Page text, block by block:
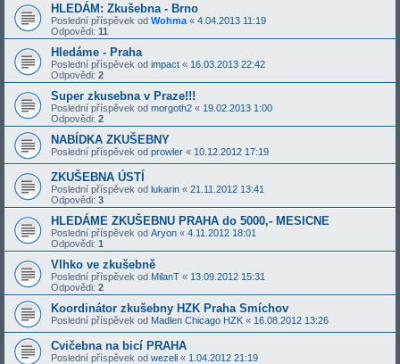
HLEDÁM: Zkušebna - Brno
Poslední příspěvek od Wohma « 4.04.2013 11:19
Odpovědi: 11
Hledáme - Praha
Poslední příspěvek od impact « 16.03.2013 22:42
Odpovědi: 2
Super zkusebna v Praze!!!
Poslední příspěvek od morgoth2 « 19.02.2013 1:00
Odpovědi: 2
NABÍDKA ZKUŠEBNY
Poslední příspěvek od prowler « 10.12.2012 17:19
ZKUŠEBNA ÚSTÍ
Poslední příspěvek od lukarin « 21.11.2012 13:41
Odpovědi: 3
HLEDÁME ZKUŠEBNU PRAHA do 5000,- MESICNE
Poslední příspěvek od Aryon « 4.11.2012 18:01
Odpovědi: 1
Vlhko ve zkušebně
Poslední příspěvek od MilanT « 13.09.2012 15:31
Odpovědi: 2
Koordinátor zkušebny HZK Praha Smíchov
Poslední příspěvek od Madlen Chicago HZK « 16.08.2012 13:26
Cvičebna na bicí PRAHA
Poslední příspěvek od wezeli « 1.04.2012 21:19